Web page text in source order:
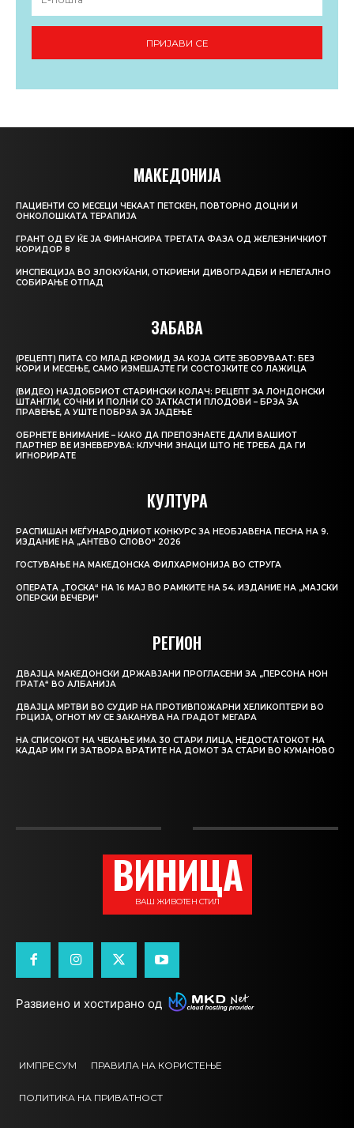
ПРИЈАВИ СЕ
МАКЕДОНИЈА
ПАЦИЕНТИ СО МЕСЕЦИ ЧЕКААТ ПЕТСКЕН, ПОВТОРНО ДОЦНИ И
ОНКОЛОШКАТА ТЕРАПИЈА
ГРАНТ ОД ЕУ ЌЕ ЈА ФИНАНСИРА ТРЕТАТА ФАЗА ОД ЖЕЛЕЗНИЧКИОТ
КОРИДОР 8
ИНСПЕКЦИЈА ВО ЗЛОКУЌАНИ, ОТКРИЕНИ ДИВОГРАДБИ И НЕЛЕГАЛНО
СОБИРАЊЕ ОТПАД
ЗАБАВА
(РЕЦЕПТ) ПИТА СО МЛАД КРОМИД ЗА КОЈА СИТЕ ЗБОРУВААТ: БЕЗ
КОРИ И МЕСЕЊЕ, САМО ИЗМЕШАЈТЕ ГИ СОСТОЈКИТЕ СО ЛАЖИЦА
(ВИДЕО) НАЈДОБРИОТ СТАРИНСКИ КОЛАЧ: РЕЦЕПТ ЗА ЛОНДОНСКИ
ШТАНГЛИ, СОЧНИ И ПОЛНИ СО ЈАТКАСТИ ПЛОДОВИ – БРЗА ЗА
ПРАВЕЊЕ, А УШТЕ ПОБРЗА ЗА ЈАДЕЊЕ
ОБРНЕТЕ ВНИМАНИЕ – КАКО ДА ПРЕПОЗНАЕТЕ ДАЛИ ВАШИОТ
ПАРТНЕР ВЕ ИЗНЕВЕРУВА: КЛУЧНИ ЗНАЦИ ШТО НЕ ТРЕБА ДА ГИ
ИГНОРИРАТЕ
КУЛТУРА
РАСПИШАН МЕЃУНАРОДНИОТ КОНКУРС ЗА НЕОБЈАВЕНА ПЕСНА НА 9.
ИЗДАНИЕ НА „АНТЕВО СЛОВО“ 2026
ГОСТУВАЊЕ НА МАКЕДОНСКА ФИЛХАРМОНИЈА ВО СТРУГА
ОПЕРАТА „ТОСКА“ НА 16 МАЈ ВО РАМКИТЕ НА 54. ИЗДАНИЕ НА „МАЈСКИ
ОПЕРСКИ ВЕЧЕРИ“
РЕГИОН
ДВАЈЦА МАКЕДОНСКИ ДРЖАВЈАНИ ПРОГЛАСЕНИ ЗА „ПЕРСОНА НОН
ГРАТА“ ВО АЛБАНИЈА
ДВАЈЦА МРТВИ ВО СУДИР НА ПРОТИВПОЖАРНИ ХЕЛИКОПТЕРИ ВО
ГРЦИЈА, ОГНОТ МУ СЕ ЗАКАНУВА НА ГРАДОТ МЕГАРА
НА СПИСОКОТ НА ЧЕКАЊЕ ИМА 30 СТАРИ ЛИЦА, НЕДОСТАТОКОТ НА
КАДАР ИМ ГИ ЗАТВОРА ВРАТИТЕ НА ДОМОТ ЗА СТАРИ ВО КУМАНОВО
ВИНИЦА
ВАШ ЖИВОТЕН СТИЛ
Развиено и хостирано од
ИМПРЕСУМ ПРАВИЛА НА КОРИСТЕЊЕ
ПОЛИТИКА НА ПРИВАТНОСТ